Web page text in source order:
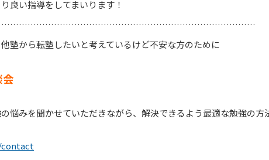
良い指導をしてまいります！
塾から転塾したいと考えているけど不安な方のために
会
悩みを聞かせていただきながら、解決できるよう最適な勉強の